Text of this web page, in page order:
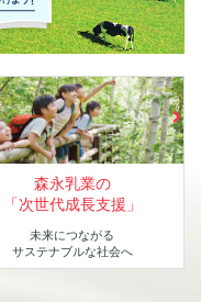
森永乳業の
「次世代成長支援」
未来につながる
サステナブルな社会へ